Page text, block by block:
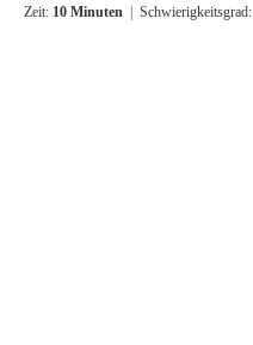
Zeit: 10 Minuten | Schwierigkeitsgrad: